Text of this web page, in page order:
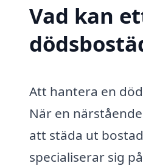
Vad kan
Att hantera en
När en
att städa ut
specialiserar sig